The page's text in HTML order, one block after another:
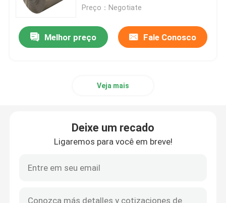
Folha da liga de alumínio
Lingote de alumínio puro
Rod de alumínio contínuo
Preço：Negotiate
Melhor preço Fale Conosco
Veja mais
Deixe um recado
Ligaremos para você em breve!